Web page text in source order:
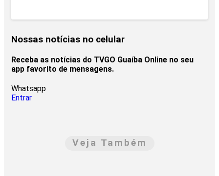
Nossas notícias no celular
Receba as notícias do TVGO Guaíba Online no seu
app favorito de mensagens.
Whatsapp
Entrar
Veja Também